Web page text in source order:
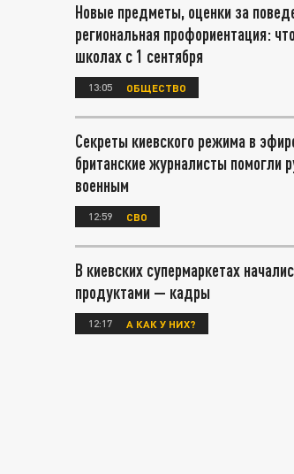
Новые предметы, оценки за
региональная профориентация:
школах с 1 сентября
13:05 ОБЩЕСТВО
Секреты киевского режима в
британские журналисты помогли
военным
12:59 СВО
В киевских супермаркетах
продуктами — кадры
12:17 А КАК У НИХ?